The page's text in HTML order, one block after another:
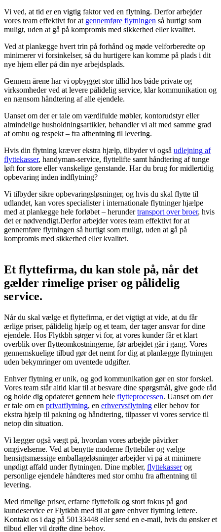
Vi ved, at tid er en vigtig faktor ved en flytning. Derfor arbejder
vores team effektivt for at gennemføre flytningen så hurtigt som
muligt, uden at gå på kompromis med sikkerhed eller kvalitet.
Ved at planlægge hvert trin på forhånd og møde velforberedte op
minimerer vi forsinkelser, så du hurtigere kan komme på plads i dit
nye hjem eller på din nye arbejdsplads.
Gennem årene har vi opbygget stor tillid hos både private og
virksomheder ved at levere pålidelig service, klar kommunikation og
en nænsom håndtering af alle ejendele.
Uanset om der er tale om værdifulde møbler, kontorudstyr eller
almindelige husholdningsartikler, behandler vi alt med samme grad
af omhu og respekt – fra afhentning til levering.
Hvis din flytning kræver ekstra hjælp, tilbyder vi også udlejning af
flyttekasser, handyman-service, flyttelifte samt håndtering af tunge
løft for store eller vanskelige genstande. Har du brug for midlertidig
opbevaring inden indflytning?
Vi tilbyder sikre opbevaringsløsninger, og hvis du skal flytte til
udlandet, kan vores specialister i internationale flytninger hjælpe
med at planlægge hele forløbet – herundertransport over broer, hvis
det er nødvendigt.Derfor arbejder vores team effektivt for at
gennemføre flytningen så hurtigt som muligt, uden at gå på
kompromis med sikkerhed eller kvalitet.
Et flyttefirma, du kan stole på, når det
gælder rimelige priser og pålidelig
service.
Når du skal vælge et flyttefirma, er det vigtigt at vide, at du får
ærlige priser, pålidelig hjælp og et team, der tager ansvar for dine
ejendele. Hos Flytkbh sørger vi for, at vores kunder får et klart
overblik over flytteomkostningerne, før arbejdet går i gang. Vores
gennemskuelige tilbud gør det nemt for dig at planlægge flytningen
uden bekymringer om uventede udgifter.
Enhver flytning er unik, og god kommunikation gør en stor forskel.
Vores team står altid klar til at besvare dine spørgsmål, give gode råd
og holde dig opdateret gennem hele flytteprocessen. Uanset om der
er tale om en privatflytning, en erhvervsflytning eller behov for
ekstra hjælp til pakning og håndtering, tilpasser vi vores service til
netop din situation.
Vi lægger også vægt på, hvordan vores arbejde påvirker
omgivelserne. Ved at benytte moderne flyttebiler og vælge
hensigtsmæssige emballageløsninger arbejder vi på at minimere
unødigt affald under flytningen. Dine møbler, flyttekasserog
personlige ejendele håndteres med stor omhu fra afhentning til
levering.
Med rimelige priser, erfarne flyttefolk og stort fokus på god
kundeservice er Flytkbh med til at gøre enhver flytning lettere.
Kontakt os i dag på 50133448 eller send en e-mail, hvis du ønsker et
tilbud eller vil drøfte dine behov.